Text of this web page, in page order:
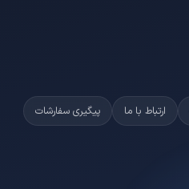
ارتباط با ما پیگیری سفارشات